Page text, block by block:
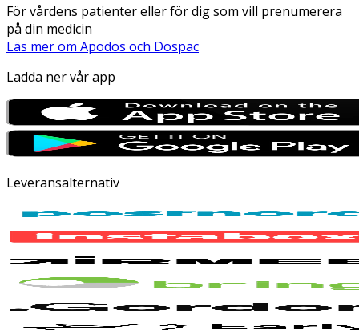
För vårdens patienter eller för dig som vill prenumerera
på din medicin
Läs mer om Apodos och Dospac
Ladda ner vår app
Leveransalternativ